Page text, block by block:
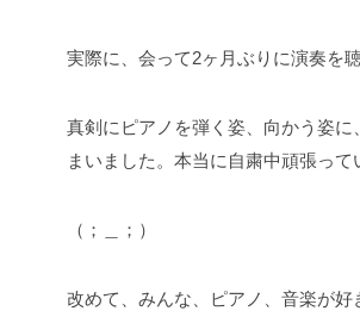
実際に、会って2ヶ月ぶりに演奏を
真剣にピアノを弾く姿、向かう姿に
まいました。本当に自粛中頑張っ
（；＿；）
改めて、みんな、ピアノ、音楽が